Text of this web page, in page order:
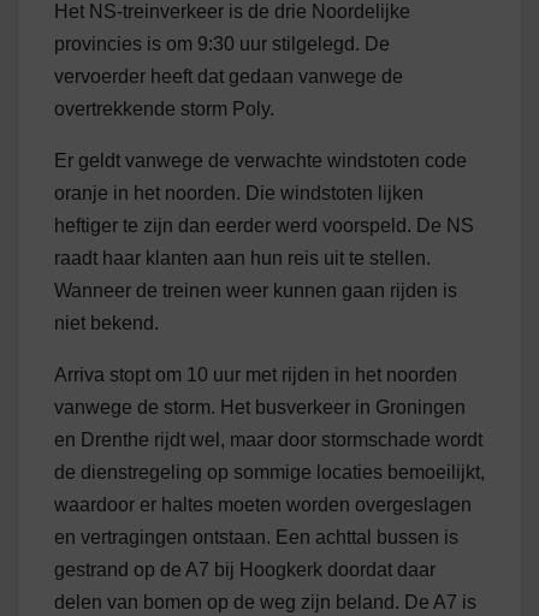
Het NS-treinverkeer is de drie Noordelijke
provincies is om 9:30 uur stilgelegd. De
vervoerder heeft dat gedaan vanwege de
overtrekkende storm Poly.
Er geldt vanwege de verwachte windstoten code
oranje in het noorden. Die windstoten lijken
heftiger te zijn dan eerder werd voorspeld. De NS
raadt haar klanten aan hun reis uit te stellen.
Wanneer de treinen weer kunnen gaan rijden is
niet bekend.
Arriva stopt om 10 uur met rijden in het noorden
vanwege de storm. Het busverkeer in Groningen
en Drenthe rijdt wel, maar door stormschade wordt
de dienstregeling op sommige locaties bemoeilijkt,
waardoor er haltes moeten worden overgeslagen
en vertragingen ontstaan. Een achttal bussen is
gestrand op de A7 bij Hoogkerk doordat daar
delen van bomen op de weg zijn beland. De A7 is